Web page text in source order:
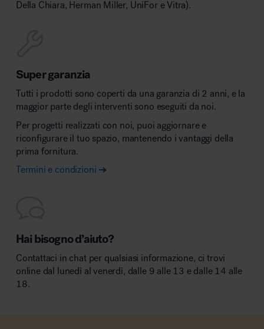
Della Chiara, Herman Miller, UniFor e Vitra).
Super garanzia
Tutti i prodotti sono coperti da una garanzia di 2 anni, e la
maggior parte degli interventi sono eseguiti da noi.
Per progetti realizzati con noi, puoi aggiornare e
riconfigurare il tuo spazio, mantenendo i vantaggi della
prima fornitura.
Termini e condizioni
Hai bisogno d’aiuto?
Contattaci in chat per qualsiasi informazione, ci trovi
online dal lunedì al venerdì, dalle 9 alle 13 e dalle 14 alle
18.